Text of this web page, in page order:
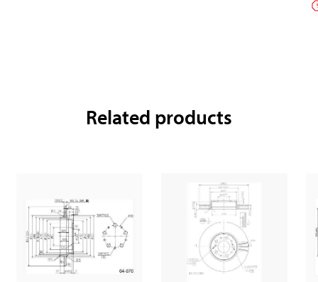
Related products